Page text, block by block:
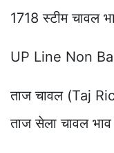
1718 स्टीम चावल
UP Line Non
ताज चावल (Taj
ताज सेला चावल